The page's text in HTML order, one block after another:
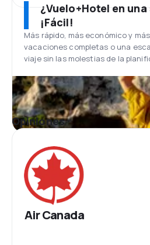
200 aviões de los tipos Airbus
A340-300 , A330-300 , Boeing
Embraer 175 y 190. Todos los
canadiense han sido objeto de
por lo que el interior es muy
Canada Jazz tiene 133 aviones
100er, CRJ - 200, CRJ -705 , De
Bombardier Dash 8 100/200 ,
Bombardier Dash.
Aeropuerto
Trudeau
La sede principal de Air
Montreal llamado Aeropuerto
Elliott Trudeau. En el que
restaurantes, bares y varias
bancos, casas de cambio y
Comidas
Para la clase ejecutiva, Air
¿Vuelo+Hotel en
¡Fácil!
Más rápido, más económico y
vacaciones completas o una
viaje sin las molestias de la
Opiniones
Air Canada